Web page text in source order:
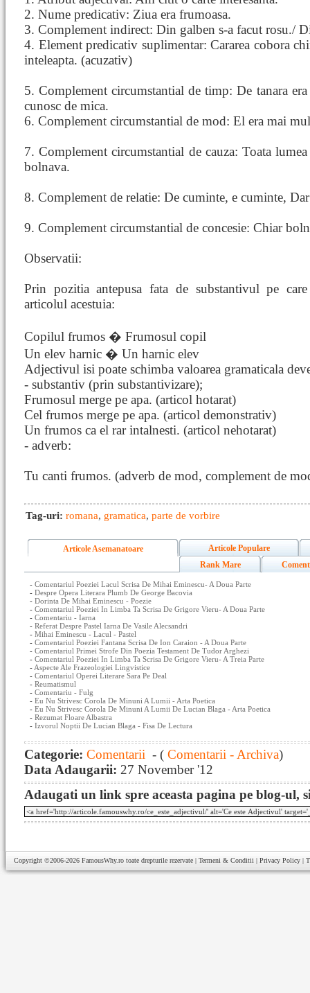
2. Nume predicativ: Ziua era frumoasa.
3. Complement indirect: Din galben s-a facut rosu./
4. Element predicativ suplimentar: Cararea cobora
inteleapta. (acuzativ)
5. Complement circumstantial de timp: De tanara
cunosc de mica.
6. Complement circumstantial de mod: El era mai
7. Complement circumstantial de cauza: Toata
bolnava.
8. Complement de relatie: De cuminte, e cuminte,
9. Complement circumstantial de concesie: Chiar
Observatii:
Prin pozitia antepusa fata de substantivul pe
articolul acestuia:
Copilul frumos � Frumosul copil
Un elev harnic � Un harnic elev
Adjectivul isi poate schimba valoarea gramaticala
- substantiv (prin substantivizare);
Frumosul merge pe apa. (articol hotarat)
Cel frumos merge pe apa. (articol demonstrativ)
Un frumos ca el rar intalnesti. (articol nehotarat)
- adverb:
Tu canti frumos. (adverb de mod, complement de
Tag-uri: romana, gramatica, parte de vorbire
Articole Asemanatoare
Articole Populare
Rank Mare
- Comentariul Poeziei Lacul Scrisa De Mihai Eminescu- A Doua Parte
- Despre Opera Literara Plumb De George Bacovia
- Dorinta De Mihai Eminescu - Poezie
- Comentariul Poeziei In Limba Ta Scrisa De Grigore Vieru- A Doua Parte
- Comentariu - Iarna
- Referat Despre Pastel Iarna De Vasile Alecsandri
- Mihai Eminescu - Lacul - Pastel
- Comentariul Poeziei Fantana Scrisa De Ion Caraion - A Doua Parte
- Comentariul Primei Strofe Din Poezia Testament De Tudor Arghezi
- Comentariul Poeziei In Limba Ta Scrisa De Grigore Vieru- A Treia Parte
- Aspecte Ale Frazeologiei Lingvistice
- Comentariul Operei Literare Sara Pe Deal
- Reumatismul
- Comentariu - Fulg
- Eu Nu Strivesc Corola De Minuni A Lumii - Arta Poetica
- Eu Nu Strivesc Corola De Minuni A Lumii De Lucian Blaga - Arta Poetica
- Rezumat Floare Albastra
- Izvorul Noptii De Lucian Blaga - Fisa De Lectura
Categorie: Comentarii - ( Comentarii - Archiva)
Data Adaugarii: 27 November '12
Adaugati un link spre aceasta pagina pe blog-ul,
Copyright ©2006-2026 FamousWhy.ro toate drepturile rezervate | Termeni & Conditii | Privacy Policy |